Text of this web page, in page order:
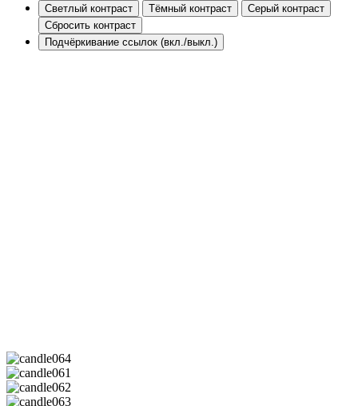
Светлый контраст Тёмный контраст
Серый контраст
Сбросить контраст
Подчёркивание ссылок (вкл./выкл.)